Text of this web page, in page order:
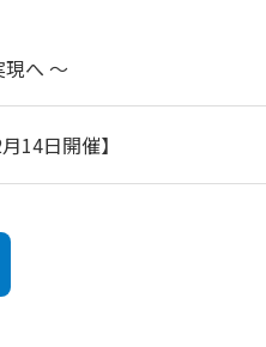
へ ～
14日開催】